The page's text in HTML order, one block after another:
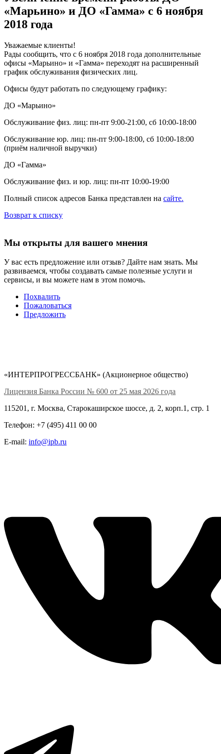
«Марьино» и ДО «Гамма» с 6 ноября
2018 года
Уважаемые клиенты!
Рады сообщить, что с 6 ноября 2018 года дополнительные
офисы «Марьино» и «Гамма» переходят на расширенный
график обслуживания физических лиц.
Офисы будут работать по следующему графику:
ДО «Марьино»
Обслуживание физ. лиц: пн-пт 9:00-21:00, сб 10:00-18:00
Обслуживание юр. лиц: пн-пт 9:00-18:00, сб 10:00-18:00
(приём наличной выручки)
ДО «Гамма»
Обслуживание физ. и юр. лиц: пн-пт 10:00-19:00
Полный список адресов Банка представлен на сайте.
Возврат к списку
Мы открыты для вашего мнения
У вас есть предложение или отзыв? Дайте нам знать. Мы
развиваемся, чтобы создавать самые полезные услуги и
сервисы, и вы можете нам в этом помочь.
Похвалить
Пожаловаться
Предложить
«ИНТЕРПРОГРЕССБАНК» (Акционерное общество)
Лицензия Банка России № 600 от 25 мая 2026 года
115201, г. Москва, Старокаширское шоссе, д. 2, корп.1, стр. 1
Телефон: +7 (495) 411 00 00
E-mail: info@ipb.ru